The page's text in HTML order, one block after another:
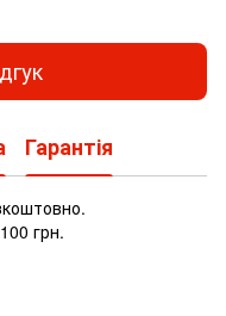
Гарантія
грн.